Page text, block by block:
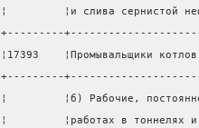
¦         ¦и слива сернистой
+---------
¦17393    ¦Промывальщики
+---------
¦         ¦б) Рабочие,
¦         ¦работах в тоннелях